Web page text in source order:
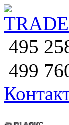
495
499